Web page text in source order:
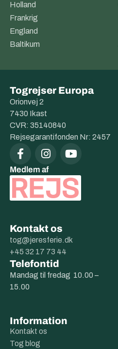
Holland
Frankrig
England
Baltikum
Togrejser Europa
Orionvej 2
7430 Ikast
CVR: 35140840
Rejsegarantifonden Nr: 2457
Medlem af
Kontakt os
tog@jeresferie.dk
+45 32 17 73 44
Telefontid
Mandag til fredag 10.00 –
15.00
Information
Kontakt os
Tog blog